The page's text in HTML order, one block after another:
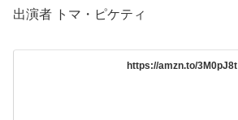
出演者 トマ・ピケティ
https://amzn.to/3M0pJ8t